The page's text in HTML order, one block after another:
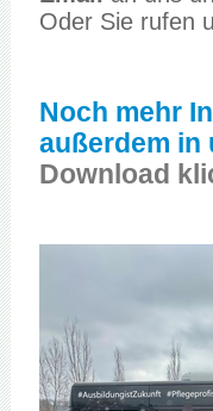
Oder Sie rufen
Noch mehr
außerdem in
Download